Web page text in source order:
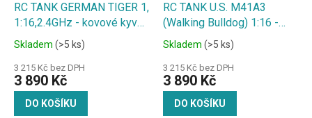
RC TANK GERMAN TIGER 1,
1:16,2.4GHz - kovové kyvné
rameno, zvuk. a kouř.
efekty, střílí kuličky
Skladem (>5 ks)
3 215 Kč bez DPH
3 890 Kč
DO KOŠÍKU
RC TANK U.S. M41A3
(Walking Bulldog) 1:16 -
kouřové a zvukové efekty,
střílí kuličky
Skladem (>5 ks)
3 215 Kč bez DPH
3 890 Kč
DO KOŠÍKU